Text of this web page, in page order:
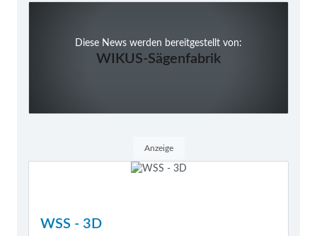
Diese News werden bereitgestellt von:
WIKUS-Sägenfabrik
Anzeige
WSS - 3D